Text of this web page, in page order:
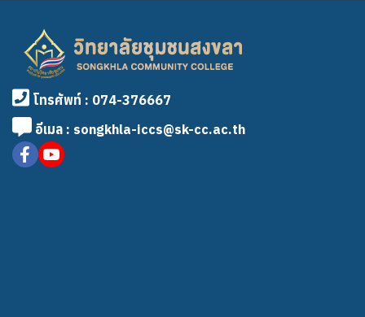
โทรศัพท์ : 074-376667
อีเมล : songkhla-iccs@sk-cc.ac.th